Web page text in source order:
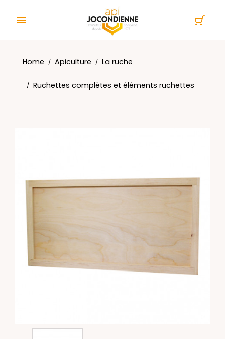

Home Apiculture La ruche
Ruchettes complètes et éléments ruchettes